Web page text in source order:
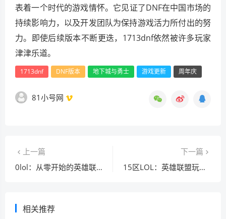
表着一个时代的游戏情怀。它见证了DNF在中国市场的
持续影响力，以及开发团队为保持游戏活力所付出的努
力。即使后续版本不断更迭，1713dnf依然被许多玩家
津津乐道。
1713dnf DNF版本 地下城与勇士 游戏更新 周年庆
81小号网
上一篇
0lol：从零开始的英雄联盟之旅，新手快速上手指南
下一篇
15区LOL：英雄联盟玩家的聚集地与竞技舞台
相关推荐